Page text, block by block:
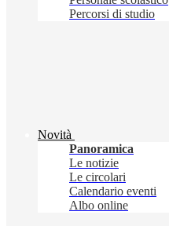
Percorsi di studio
Novità
Panoramica
Le notizie
Le circolari
Calendario eventi
Albo online